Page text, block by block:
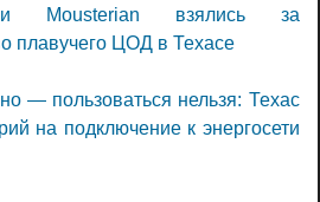
Mousterian взялись за
плавучего ЦОД в Техасе
— пользоваться нельзя: Техас
на подключение к энергосети